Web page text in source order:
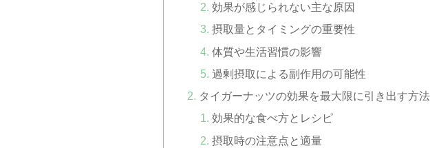
効果が感じられない主な原因
摂取量とタイミングの重要性
体質や生活習慣の影響
過剰摂取による副作用の可能性
タイガーナッツの効果を最大限に引き出す方法
効果的な食べ方とレシピ
摂取時の注意点と適量